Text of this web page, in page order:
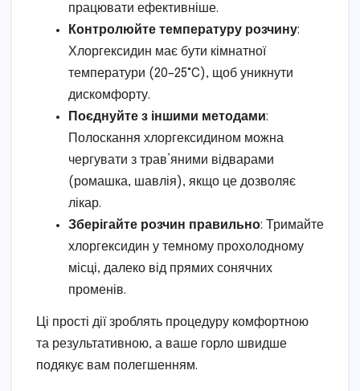
працювати ефективніше.
Контролюйте температуру розчину:
Хлоргексидин має бути кімнатної
температури (20–25°C), щоб уникнути
дискомфорту.
Поєднуйте з іншими методами:
Полоскання хлоргексидином можна
чергувати з трав’яними відварами
(ромашка, шавлія), якщо це дозволяє
лікар.
Зберігайте розчин правильно: Тримайте
хлоргексидин у темному прохолодному
місці, далеко від прямих сонячних
променів.
Ці прості дії зроблять процедуру комфортною
та результативною, а ваше горло швидше
подякує вам полегшенням.